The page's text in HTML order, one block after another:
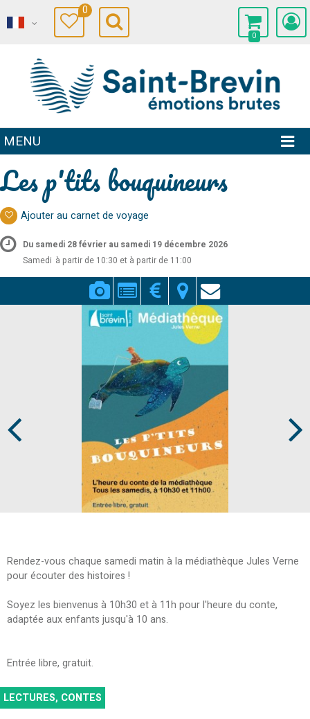
0
0
MENU
Les p'tits bouquineurs
Ajouter au carnet de voyage
Du samedi 28 février au samedi 19 décembre 2026
Samedi à partir de 10:30 et à partir de 11:00
Rendez-vous chaque samedi matin à la médiathèque Jules Verne
pour écouter des histoires !
Soyez les bienvenus à 10h30 et à 11h pour l'heure du conte,
adaptée aux enfants jusqu'à 10 ans.
Entrée libre, gratuit.
LECTURES, CONTES